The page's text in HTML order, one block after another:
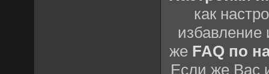
как
избавление
же FAQ по
Если же Вас